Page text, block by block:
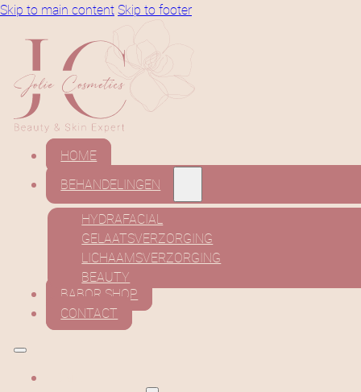
Skip to main contentSkip to footer
HOME
BEHANDELINGEN
HYDRAFACIAL
GELAATSVERZORGING
LICHAAMSVERZORGING
BEAUTY
BABOR SHOP
CONTACT